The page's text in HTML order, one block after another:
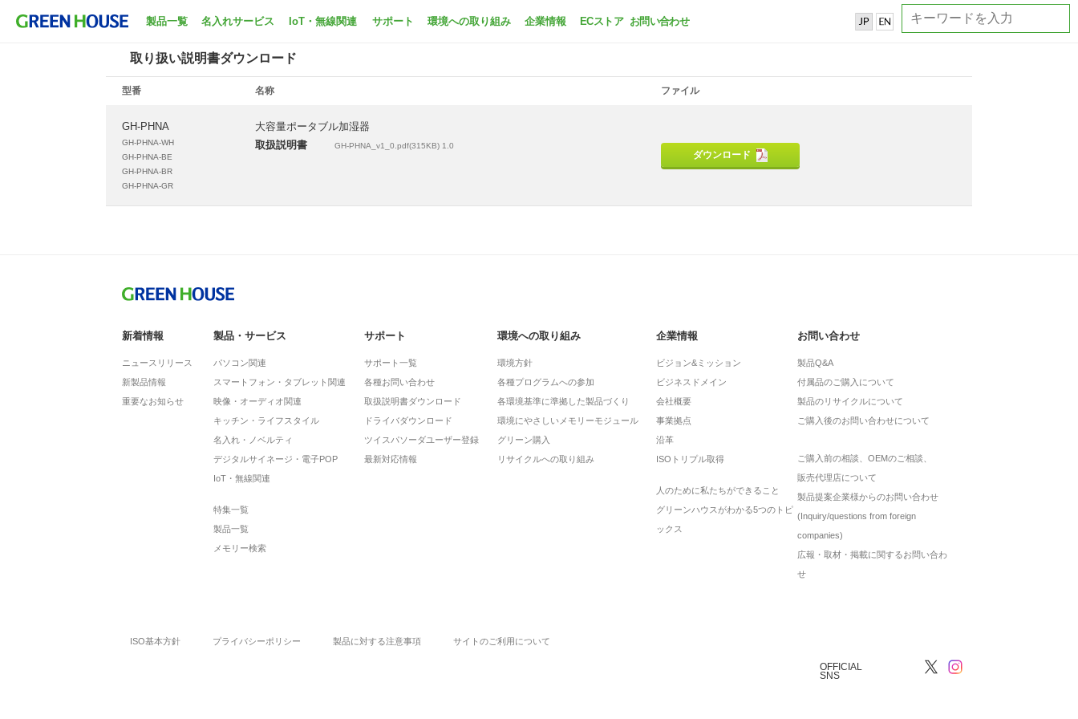
製品一覧 名入れサービス IoT・無線関連 サポート 環境への取り組み 企業情報 ECストア お問い合わせ
ホーム
取り扱い説明書ダウンロード
型番 名称 ファイル
GH-PHNA
GH-PHNA-WH
GH-PHNA-BE
GH-PHNA-BR
GH-PHNA-GR
大容量ポータブル加湿器
取扱説明書
GH-PHNA_v1_0.pdf(315KB) 1.0
ダウンロード
新着情報
ニュースリリース
新製品情報
重要なお知らせ
製品・サービス
パソコン関連
スマートフォン・タブレット関連
映像・オーディオ関連
キッチン・ライフスタイル
名入れ・ノベルティ
デジタルサイネージ・電子POP
IoT・無線関連
特集一覧
製品一覧
メモリー検索
サポート
サポート一覧
各種お問い合わせ
取扱説明書ダウンロード
ドライバダウンロード
ツイスパソーダユーザー登録
最新対応情報
環境への取り組み
環境方針
各種プログラムへの参加
各環境基準に準拠した製品づくり
環境にやさしいメモリーモジュール
グリーン購入
リサイクルへの取り組み
企業情報
ビジョン&ミッション
ビジネスドメイン
会社概要
事業拠点
沿革
ISOトリプル取得
人のために私たちができること
グリーンハウスがわかる5つのトピ
ックス
お問い合わせ
製品Q&A
付属品のご購入について
製品のリサイクルについて
ご購入後のお問い合わせについて
ご購入前の相談、OEMのご相談、
販売代理店について
製品提案企業様からのお問い合わせ
(Inquiry/questions from foreign
companies)
広報・取材・掲載に関するお問い合わ
せ
ISO基本方針 プライバシーポリシー 製品に対する注意事項 サイトのご利用について
OFFICIAL
SNS